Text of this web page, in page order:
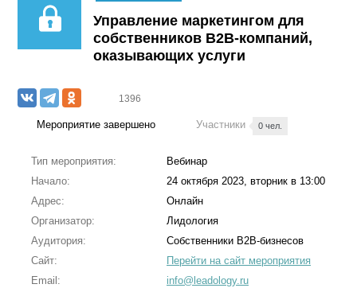
Управление маркетингом для
собственников B2B-компаний,
оказывающих услуги
1396
Мероприятие завершено Участники 0 чел.
Тип мероприятия:
Вебинар
Начало:
24 октября 2023, вторник в 13:00
Адрес:
Онлайн
Организатор:
Лидология
Аудитория:
Собственники B2B-бизнесов
Сайт:
Перейти на сайт мероприятия
Email:
info@leadology.ru